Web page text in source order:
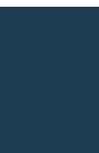
超伝導体！最高
ス】 K-POPアイ
体！最高のスリ